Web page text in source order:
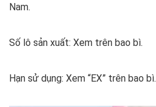
Nam.
Số lô sản xuất: Xem trên bao bì.
Hạn sử dụng: Xem “EX” trên bao bì.